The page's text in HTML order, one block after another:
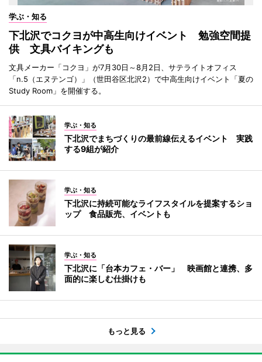
学ぶ・知る
下北沢でコクヨが中高生向けイベント 勉強空間提
供 文具バイキングも
文具メーカー「コクヨ」が7月30日～8月2日、サテライトオフィス
「n.5（エヌテンゴ）」（世田谷区北沢2）で中高生向けイベント「夏の
Study Room」を開催する。
学ぶ・知る
下北沢でまちづくりの最前線伝えるイベント 実践
する9組が紹介
学ぶ・知る
下北沢に持続可能なライフスタイルを提案するショ
ップ 食品販売、イベントも
学ぶ・知る
下北沢に「台本カフェ・バー」 映画館と連携、多
面的に楽しむ仕掛けも
もっと見る